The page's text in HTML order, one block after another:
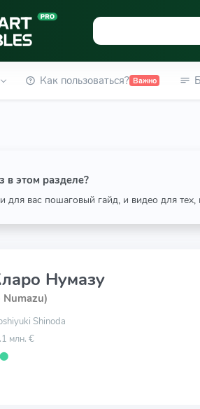
Как пользоваться? Важно
в этом разделе?
для вас пошаговый гайд, и видео для
Нумазу
Shinoda
млн. €
⬤